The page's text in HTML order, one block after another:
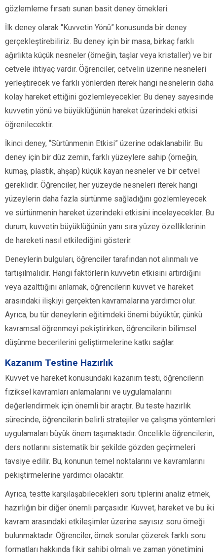
gözlemleme fırsatı sunan basit deney örnekleri.
İlk deney olarak “Kuvvetin Yönü” konusunda bir deney
gerçekleştirebiliriz. Bu deney için bir masa, birkaç farklı
ağırlıkta küçük nesneler (örneğin, taşlar veya kristaller) ve bir
cetvele ihtiyaç vardır. Öğrenciler, cetvelin üzerine nesneleri
yerleştirecek ve farklı yönlerden iterek hangi nesnelerin daha
kolay hareket ettiğini gözlemleyecekler. Bu deney sayesinde
kuvvetin yönü ve büyüklüğünün hareket üzerindeki etkisi
öğrenilecektir.
İkinci deney, “Sürtünmenin Etkisi” üzerine odaklanabilir. Bu
deney için bir düz zemin, farklı yüzeylere sahip (örneğin,
kumaş, plastik, ahşap) küçük kayan nesneler ve bir cetvel
gereklidir. Öğrenciler, her yüzeyde nesneleri iterek hangi
yüzeylerin daha fazla sürtünme sağladığını gözlemleyecek
ve sürtünmenin hareket üzerindeki etkisini inceleyecekler. Bu
durum, kuvvetin büyüklüğünün yanı sıra yüzey özelliklerinin
de hareketi nasıl etkilediğini gösterir.
Deneylerin bulguları, öğrenciler tarafından not alınmalı ve
tartışılmalıdır. Hangi faktörlerin kuvvetin etkisini artırdığını
veya azalttığını anlamak, öğrencilerin kuvvet ve hareket
arasındaki ilişkiyi gerçekten kavramalarına yardımcı olur.
Ayrıca, bu tür deneylerin eğitimdeki önemi büyüktür, çünkü
kavramsal öğrenmeyi pekiştirirken, öğrencilerin bilimsel
düşünme becerilerini geliştirmelerine katkı sağlar.
Kazanım Testine Hazırlık
Kuvvet ve hareket konusundaki kazanım testi, öğrencilerin
fiziksel kavramları anlamalarını ve uygulamalarını
değerlendirmek için önemli bir araçtır. Bu teste hazırlık
sürecinde, öğrencilerin belirli stratejiler ve çalışma yöntemleri
uygulamaları büyük önem taşımaktadır. Öncelikle öğrencilerin,
ders notlarını sistematik bir şekilde gözden geçirmeleri
tavsiye edilir. Bu, konunun temel noktalarını ve kavramlarını
pekiştirmelerine yardımcı olacaktır.
Ayrıca, testte karşılaşabilecekleri soru tiplerini analiz etmek,
hazırlığın bir diğer önemli parçasıdır. Kuvvet, hareket ve bu iki
kavram arasındaki etkileşimler üzerine sayısız soru örneği
bulunmaktadır. Öğrenciler, örnek sorular çözerek farklı soru
formatları hakkında fikir sahibi olmalı ve zaman yönetimini